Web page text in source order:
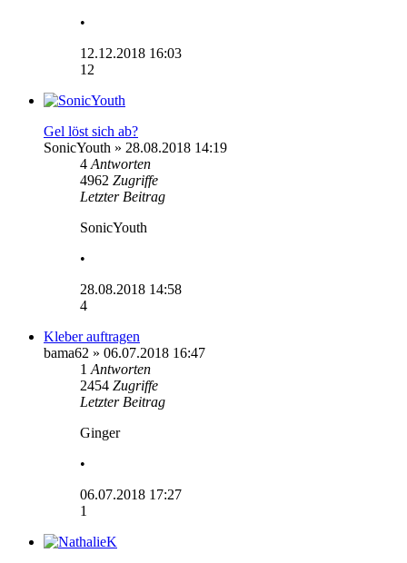
•
12.12.2018 16:03
12
Gel löst sich ab?
SonicYouth » 28.08.2018 14:19
4 Antworten
4962 Zugriffe
Letzter Beitrag
SonicYouth
•
28.08.2018 14:58
4
Kleber auftragen
bama62 » 06.07.2018 16:47
1 Antworten
2454 Zugriffe
Letzter Beitrag
Ginger
•
06.07.2018 17:27
1